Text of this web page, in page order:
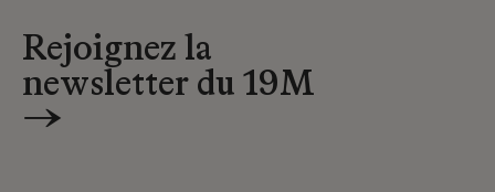
Rejoignez la
newsletter du 19M
→